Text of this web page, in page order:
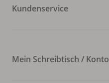
Kundenservice
Mein Schreibtisch / Konto